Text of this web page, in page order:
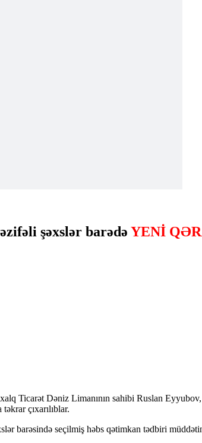
şəxslər barədə YENİ
Ticarət Dəniz Limanının sahibi Ruslan
çıxarılıblar.
barəsində seçilmiş həbs qətimkan tədbiri